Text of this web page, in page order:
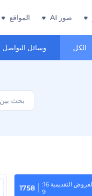
صور AI المواقع
الكل وسائل التواصل
العروض التقديمية 16:
9
1758